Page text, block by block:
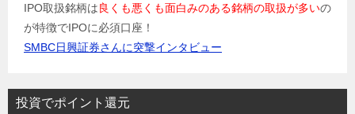
IPO取扱銘柄は良くも悪くも面白みのある銘柄の取扱が多いの
が特徴でIPOに必須口座！
SMBC日興証券さんに突撃インタビュー
投資でポイント還元